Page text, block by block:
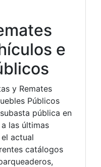
e
y Remates
Públicos
pública en
las últimas
actual
catálogos